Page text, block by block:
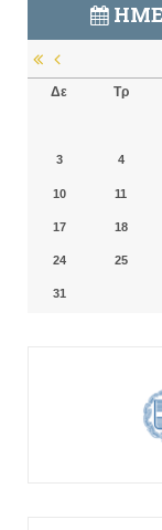
Δε Τρ
3 4
10 11
17 18
24 25
31